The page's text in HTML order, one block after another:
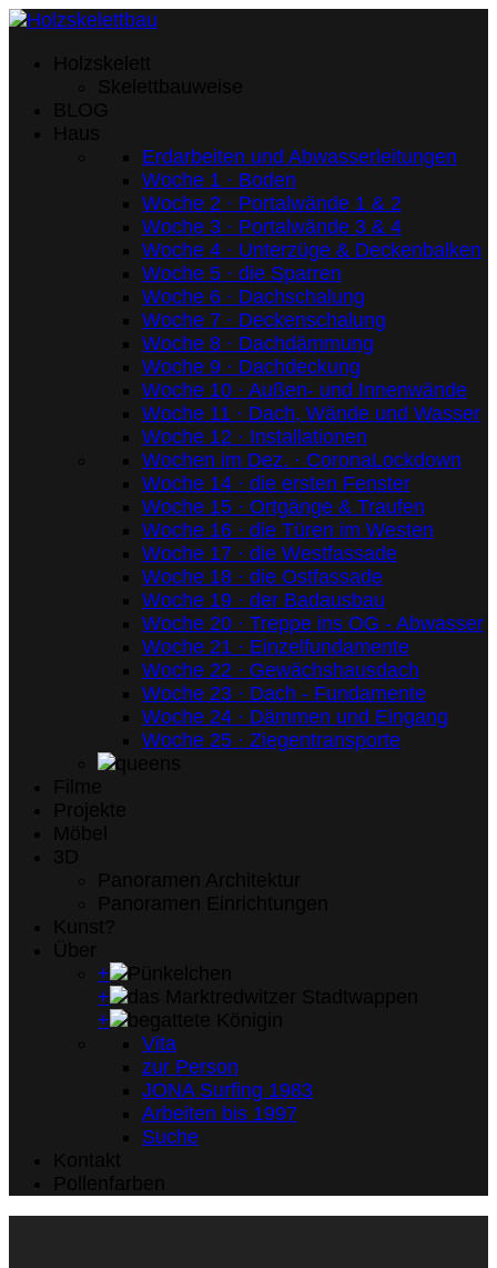
Erdarbeiten und Abwasserleitungen
Woche 1 · Boden
Woche 2 · Portalwände 1 & 2
Woche 3 · Portalwände 3 & 4
Woche 4 · Unterzüge & Deckenbalken
Woche 5 · die Sparren
Woche 6 · Dachschalung
Woche 7 · Deckenschalung
Woche 8 · Dachdämmung
Woche 9 · Dachdeckung
Woche 10 · Außen- und Innenwände
Woche 11 · Dach, Wände und Wasser
Woche 12 · Installationen
Wochen im Dez. · CoronaLockdown
Woche 14 · die ersten Fenster
Woche 15 · Ortgänge & Traufen
Woche 16 · die Türen im Westen
Woche 17 · die Westfassade
Woche 18 · die Ostfassade
Woche 19 · der Badausbau
Woche 20 · Treppe ins OG - Abwasser
Woche 21 · Einzelfundamente
Woche 22 · Gewächshausdach
Woche 23 · Dach - Fundamente
Woche 24 · Dämmen und Eingang
Woche 25 · Ziegentransporte
+
+
+
Vita
zur Person
JONA Surfing 1983
Arbeiten bis 1997
Suche